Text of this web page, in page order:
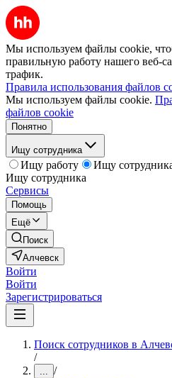
Мы используем файлы cookie,
правильную работу нашего веб-
трафик.
Правила использования файлов
Мы используем файлы cookie.
файлов cookie
Понятно
Ищу сотрудника
Ищу работу
Ищу
Ищу сотрудника
Сервисы
Помощь
Ещё
Поиск
Алчевск
Войти
Войти
Зарегистрироваться
Поиск сотрудников в
/
... /